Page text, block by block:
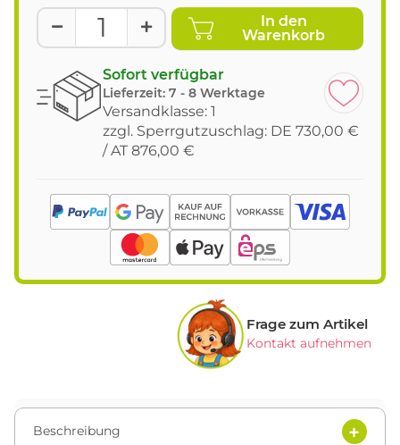
In den
Warenkorb
Sofort verfügbar
Lieferzeit: 7 - 8 Werktage
Versandklasse: 1
zzgl. Sperrgutzuschlag: DE 730,00 €
/ AT 876,00 €
Frage zum Artikel
Kontakt aufnehmen
Beschreibung